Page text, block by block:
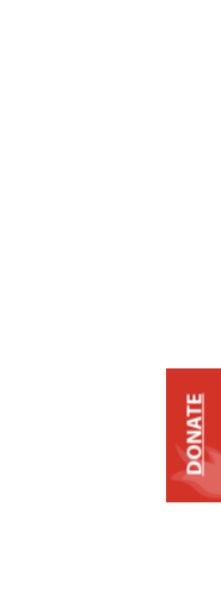
DONATE